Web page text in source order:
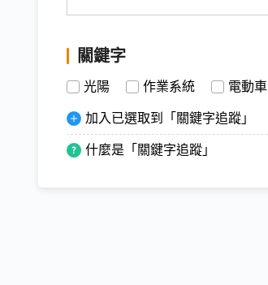
關鍵字
光陽 作業系統 電動車
加入已選取到「關鍵字追蹤」
什麼是「關鍵字追蹤」